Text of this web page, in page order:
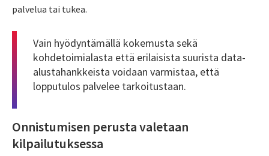
palvelua tai tukea.
Vain hyödyntämällä kokemusta sekä
kohdetoimialasta että erilaisista suurista data-
alustahankkeista voidaan varmistaa, että
lopputulos palvelee tarkoitustaan.
Onnistumisen perusta valetaan
kilpailutuksessa